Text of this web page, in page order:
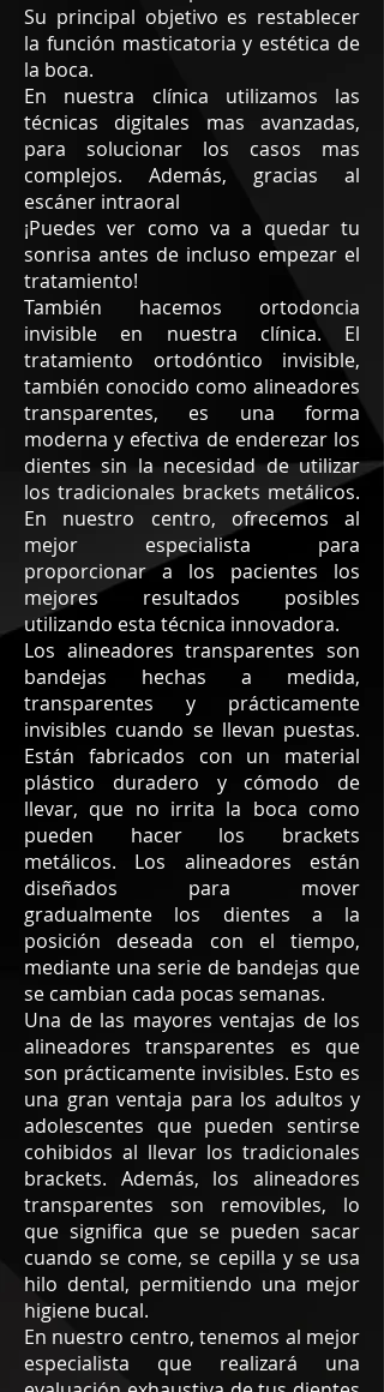
Su principal objetivo es restablecer
la función masticatoria y estética de
la boca.
En nuestra clínica utilizamos las
técnicas digitales mas avanzadas,
para solucionar los casos mas
complejos. Además, gracias al
escáner intraoral
¡Puedes ver como va a quedar tu
sonrisa antes de incluso empezar el
tratamiento!
También hacemos ortodoncia
invisible en nuestra clínica.
El
tratamiento ortodóntico invisible,
también conocido como alineadores
transparentes, es una forma
moderna y efectiva de enderezar los
dientes sin la necesidad de utilizar
los tradicionales brackets metálicos.
En nuestro centro, ofrecemos al
mejor especialista para
proporcionar a los pacientes los
mejores resultados posibles
utilizando esta técnica innovadora.
Los alineadores transparentes son
bandejas hechas a medida,
transparentes y prácticamente
invisibles cuando se llevan puestas.
Están fabricados con un material
plástico duradero y cómodo de
llevar, que no irrita la boca como
pueden hacer los brackets
metálicos. Los alineadores están
diseñados para mover
gradualmente los dientes a la
posición deseada con el tiempo,
mediante una serie de bandejas que
se cambian cada pocas semanas.
Una de las mayores ventajas de los
alineadores transparentes es que
son prácticamente invisibles. Esto es
una gran ventaja para los adultos y
adolescentes que pueden sentirse
cohibidos al llevar los tradicionales
brackets. Además, los alineadores
transparentes son removibles, lo
que significa que se pueden sacar
cuando se come, se cepilla y se usa
hilo dental, permitiendo una mejor
higiene bucal.
En nuestro centro, tenemos al mejor
especialista que realizará una